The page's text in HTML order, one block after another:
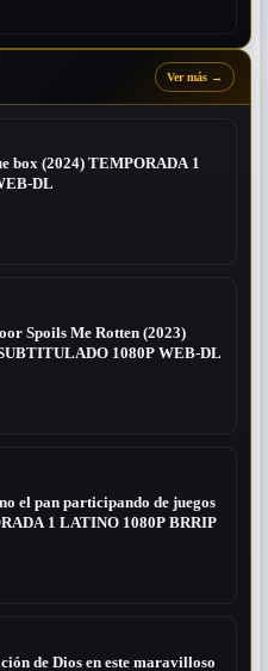
Ver más →
box (2024) TEMPORADA 1
DL
Spoils Me Rotten (2023)
1080P WEB-DL
el pan participando de juegos
1 LATINO 1080P BRRIP
de Dios en este maravilloso